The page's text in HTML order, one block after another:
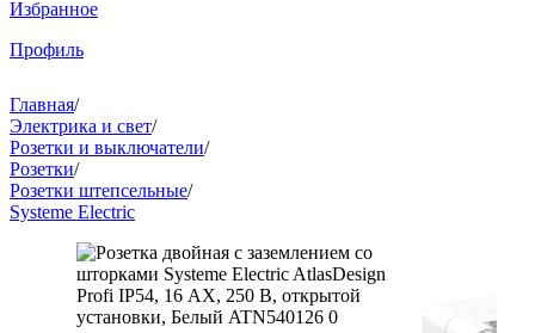
Избранное
Профиль
Главная/
Электрика и свет/
Розетки и выключатели/
Розетки/
Розетки штепсельные/
Systeme Electric